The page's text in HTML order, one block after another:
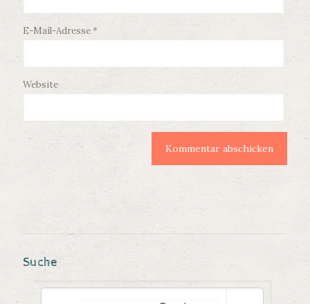
E-Mail-Adresse*
Website
Suche